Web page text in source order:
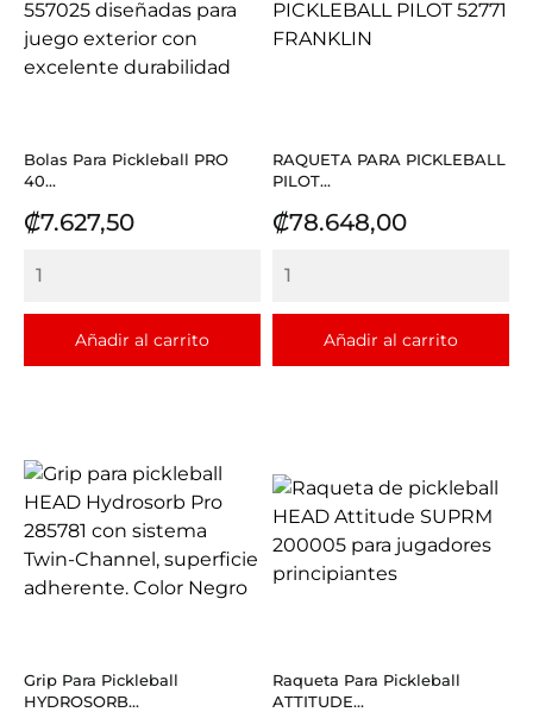
Bolas Para Pickleball PRO
40...
Precio
₡7.627,50
Añadir al carrito
RAQUETA PARA PICKLEBALL
PILOT...
Precio
₡78.648,00
Añadir al carrito
Grip Para Pickleball
HYDROSORB...
Raqueta Para Pickleball
ATTITUDE...